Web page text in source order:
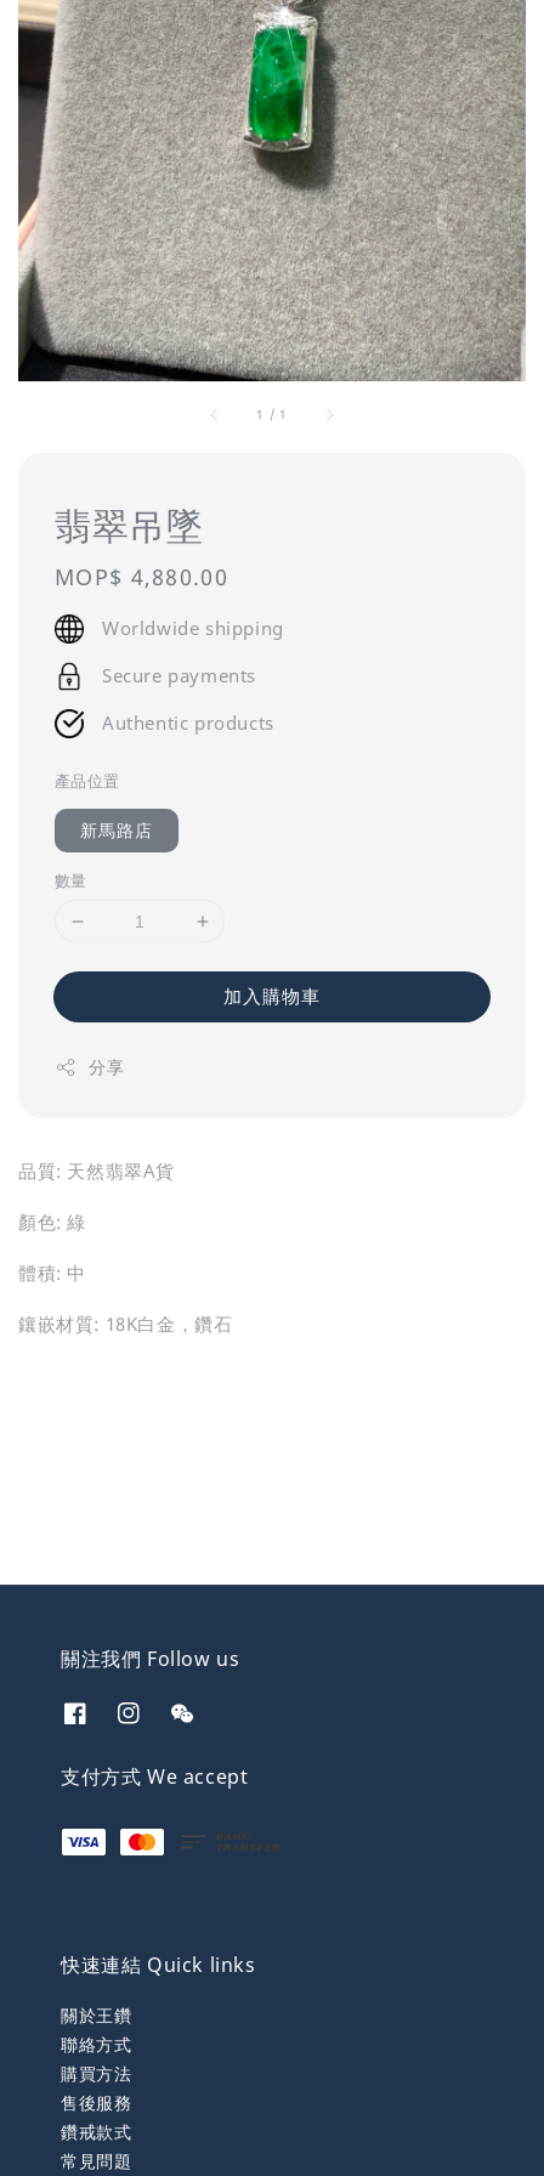
1 / 1
翡翠吊墜
Regular
price
MOP$ 4,880.00
Worldwide shipping
Secure payments
Authentic products
產品位置
新馬路店
數量
加入購物車
分享
品質: 天然翡翠A貨
顏色: 綠
體積: 中
鑲嵌材質: 18K白金，鑽石
關注我們 Follow us
支付方式 We accept
快速連結 Quick links
關於王鑽
聯絡方式
購買方法
售後服務
鑽戒款式
常見問題